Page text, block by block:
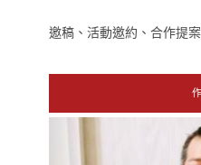
邀稿、活動邀約、合作提